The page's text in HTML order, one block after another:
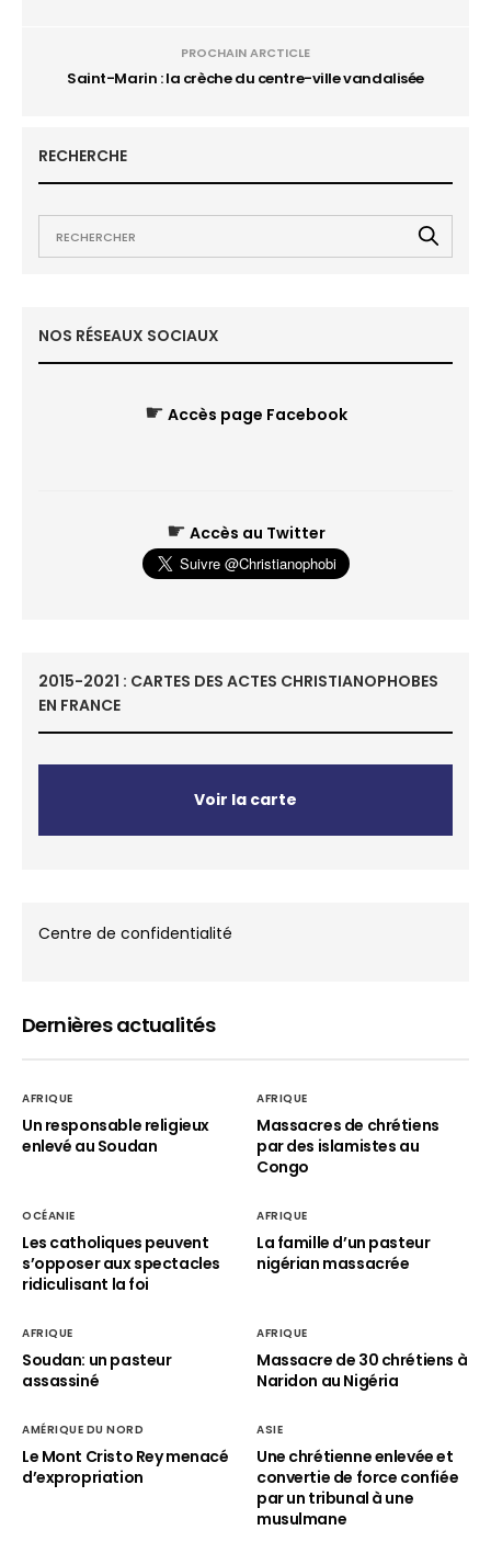
PROCHAIN ARCTICLE
Saint-Marin : la crèche du centre-ville vandalisée
RECHERCHE
NOS RÉSEAUX SOCIAUX
☛ Accès page Facebook
☛ Accès au Twitter
2015-2021 : CARTES DES ACTES CHRISTIANOPHOBES
EN FRANCE
Voir la carte
Centre de confidentialité
Dernières actualités
AFRIQUE
Un responsable religieux
enlevé au Soudan
AFRIQUE
Massacres de chrétiens
par des islamistes au
Congo
OCÉANIE
Les catholiques peuvent
s’opposer aux spectacles
ridiculisant la foi
AFRIQUE
La famille d’un pasteur
nigérian massacrée
AFRIQUE
Soudan: un pasteur
assassiné
AFRIQUE
Massacre de 30 chrétiens à
Naridon au Nigéria
AMÉRIQUE DU NORD
Le Mont Cristo Rey menacé
d’expropriation
ASIE
Une chrétienne enlevée et
convertie de force confiée
par un tribunal à une
musulmane